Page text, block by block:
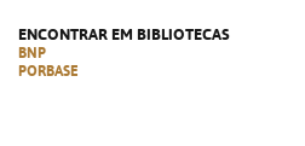
ENCONTRAR EM BIBLIOTECAS
BNP
PORBASE